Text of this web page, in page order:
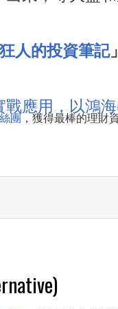
人的投資筆記
戰應用，以鴻
團 ，獲得最棒的理財